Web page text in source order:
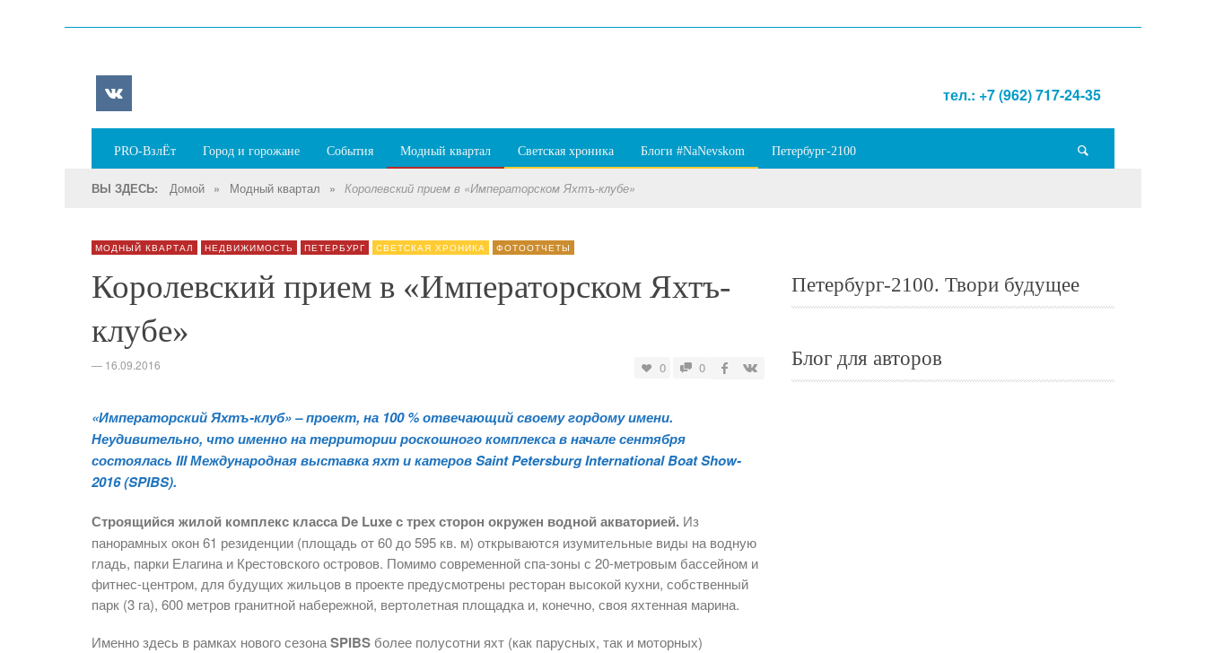
тел.: +7 (962) 717-24-35
PRO-ВзлЁт Город и горожане События Модный квартал Светская хроника Блоги #NaNevskom Петербург-2100
ВЫ ЗДЕСЬ: Домой » Модный квартал » Королевский прием в «Императорском Яхтъ-клубе»
МОДНЫЙ КВАРТАЛ НЕДВИЖИМОСТЬ ПЕТЕРБУРГ СВЕТСКАЯ ХРОНИКА ФОТООТЧЕТЫ
Королевский прием в «Императорском Яхтъ-
клубе»
— 16.09.2016 0 0
«Императорский Яхтъ-клуб» – проект, на 100 % отвечающий своему гордому имени.
Неудивительно, что именно на территории роскошного комплекса в начале сентября
состоялась III Международная выставка яхт и катеров Saint Petersburg International Boat Show-
2016 (SPIBS).
Строящийся жилой комплекс класса De Luxe с трех сторон окружен водной акваторией. Из
панорамных окон 61 резиденции (площадь от 60 до 595 кв. м) открываются изумительные виды на водную
гладь, парки Елагина и Крестовского островов. Помимо современной спа-зоны с 20-метровым бассейном и
фитнес-центром, для будущих жильцов в проекте предусмотрены ресторан высокой кухни, собственный
парк (3 га), 600 метров гранитной набережной, вертолетная площадка и, конечно, своя яхтенная марина.
Именно здесь в рамках нового сезонаSPIBS более полусотни яхт (как парусных, так и моторных)
Петербург-2100. Твори будущее
Блог для авторов